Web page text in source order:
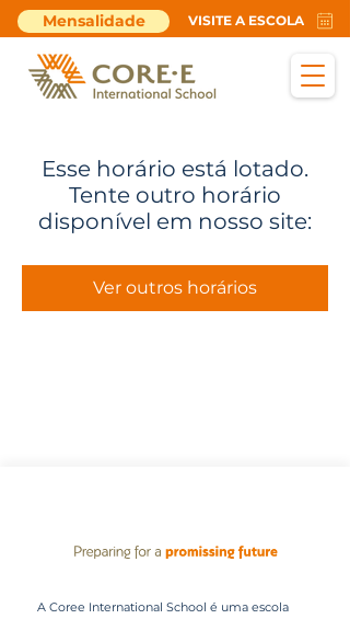
Mensalidade VISITE A ESCOLA
Esse horário está lotado.
Tente outro horário
disponível em nosso site:
Ver outros horários
A Coree International School é uma escola